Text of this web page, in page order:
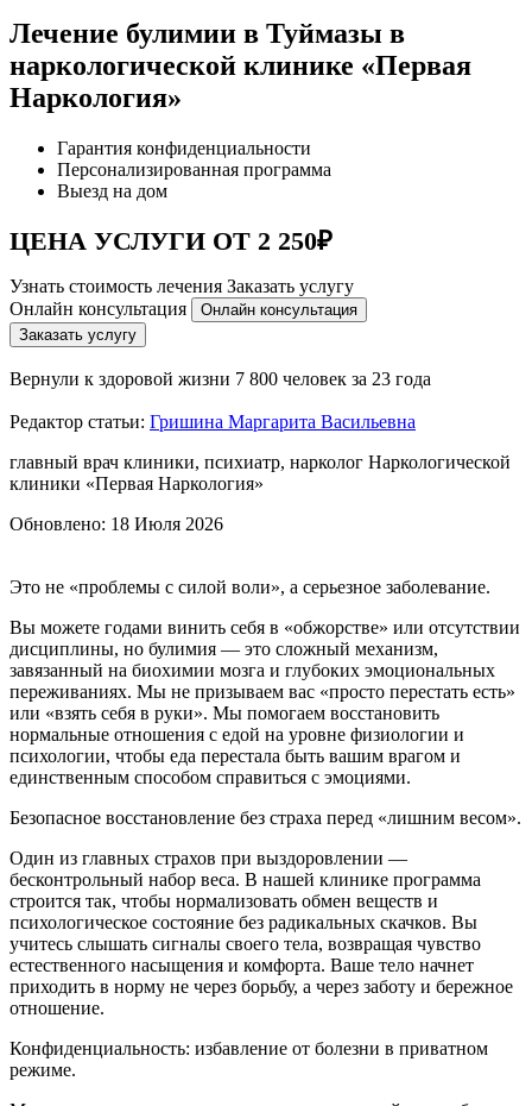
Лечение булимии в Туймазы в
наркологической клинике «Первая
Наркология»
Гарантия конфиденциальности
Персонализированная программа
Выезд на дом
ЦЕНА УСЛУГИ ОТ 2 250₽
Узнать стоимость лечения Заказать услугу
Онлайн консультация
Онлайн консультация
Заказать услугу
Вернули к здоровой жизни 7 800 человек за 23 года
Редактор статьи: Гришина Маргарита Васильевна
главный врач клиники, психиатр, нарколог Наркологической
клиники «Первая Наркология»
Обновлено: 18 Июля 2026
Это не «проблемы с силой воли», а серьезное заболевание.
Вы можете годами винить себя в «обжорстве» или отсутствии
дисциплины, но булимия — это сложный механизм,
завязанный на биохимии мозга и глубоких эмоциональных
переживаниях. Мы не призываем вас «просто перестать есть»
или «взять себя в руки». Мы помогаем восстановить
нормальные отношения с едой на уровне физиологии и
психологии, чтобы еда перестала быть вашим врагом и
единственным способом справиться с эмоциями.
Безопасное восстановление без страха перед «лишним весом».
Один из главных страхов при выздоровлении —
бесконтрольный набор веса. В нашей клинике программа
строится так, чтобы нормализовать обмен веществ и
психологическое состояние без радикальных скачков. Вы
учитесь слышать сигналы своего тела, возвращая чувство
естественного насыщения и комфорта. Ваше тело начнет
приходить в норму не через борьбу, а через заботу и бережное
отношение.
Конфиденциальность: избавление от болезни в приватном
режиме.